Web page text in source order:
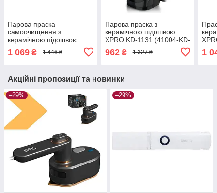
Парова праска
самоочищення з
керамічною підошвою
1 069 ₴ 1 446 ₴
Парова праска з
керамічною підошвою
XPRO KD-1131 (41004-KD-
962₴ 1 327 ₴ 1
Акційні пропозиції та новинки
–29% –29%